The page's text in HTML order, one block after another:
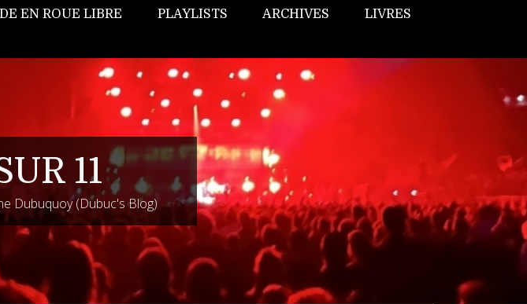
EN ROUE LIBRE PLAYLISTS ARCHIVES LIVRES
11
Dubuquoy (Dubuc's Blog)